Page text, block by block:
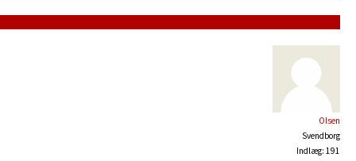
Olsen
Svendborg
Indlæg: 191